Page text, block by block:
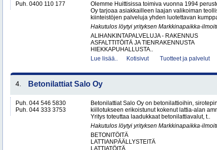
Puh. 0400 110 177
Olemme Huittisissa toimiva vuonna 1994
Oy tarjoaa asiakkailleen laajan valikoiman
kiinteistöjen palveluja yhden luotettavan
Hakutulos löytyi yrityksen Markkinapaikka-
ALIHANKINTAPALVELUJA - RAKENNUS
ASFALTTITÖITÄ JA TIENRAKENNUSTA
HIEKKAPUHALLUSTA..
Lue lisää..
Kotisivut Tuotteet ja palvelut
4. Betonilattiat Salo Oy
Puh. 044 546 5830
Puh. 044 333 3753
Betonilattiat Salo Oy on betonilattioihin,
kiillotukseen erikoistunut kokenut lattia-alan
Yritys toteuttaa laadukkaat betonilattiavalut, t..
Hakutulos löytyi yrityksen Markkinapaikka-
BETONITÖITÄ
LATTIANPÄÄLLYSTEITÄ
LATTIATÖITÄ